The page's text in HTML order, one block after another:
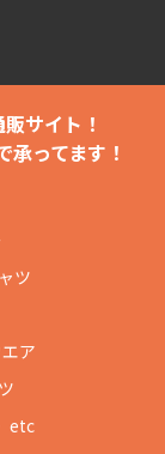
サイト！
承ってます！
ツ
ア